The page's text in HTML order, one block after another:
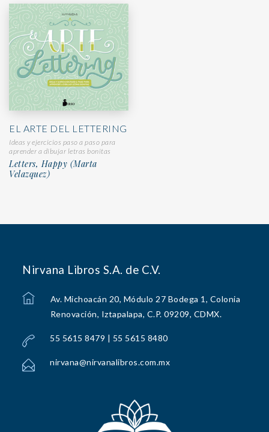
EL ARTE DEL LETTERING
Ideas y ejercicios paso a paso para
aprender a dibujar letras bonitas
Letters, Happy (Marta
Velazquez)
Nirvana Libros S.A. de C.V.
Av. Michoacán 20, Módulo 27 Bodega 1, Colonia
Renovación, Iztapalapa, C.P. 09209, CDMX.
55 5615 8479 | 55 5615 8480
nirvana@nirvanalibros.com.mx